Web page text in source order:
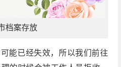
档案存放
能已经失效，所以我们前往